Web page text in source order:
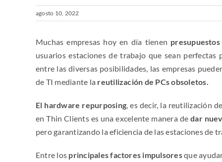
agosto 10, 2022
Muchas empresas hoy en día tienen
usuarios estaciones de trabajo que sean
entre las diversas posibilidades, las empresas
de TI mediante la reutilización de PCs obsoletos.
El hardware repurposing, es decir, la reutilización
en Thin Clients es una excelente manera dedar
pero garantizando la eficiencia de las estaciones de
Entre los principales factores impulsoresque